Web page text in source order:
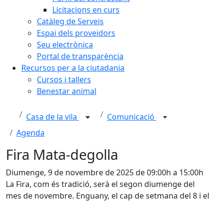
Licitacions en curs
Catàleg de Serveis
Espai dels proveïdors
Seu electrònica
Portal de transparència
Recursos per a la ciutadania
Cursos i tallers
Benestar animal
Casa de la vila
Comunicació
Agenda
Fira Mata-degolla
Diumenge, 9 de novembre de 2025 de 09:00h a 15:00h
La Fira, com és tradició, serà el segon diumenge del
mes de novembre. Enguany, el cap de setmana del 8 i el